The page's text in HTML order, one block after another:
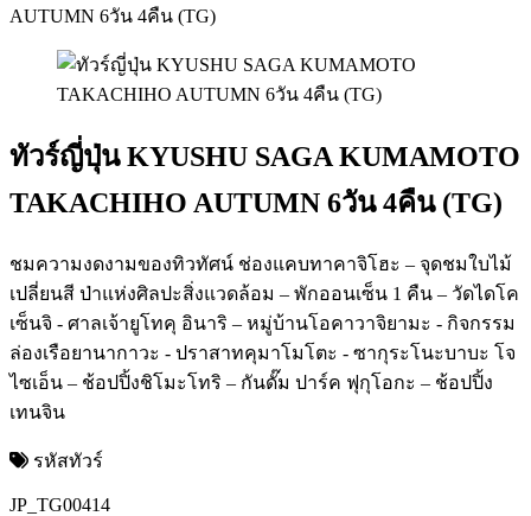
AUTUMN 6วัน 4คืน (TG)
ทัวร์ญี่ปุ่น KYUSHU SAGA KUMAMOTO
TAKACHIHO AUTUMN 6วัน 4คืน (TG)
ชมความงดงามของทิวทัศน์ ช่องแคบทาคาจิโฮะ – จุดชมใบไม้
เปลี่ยนสี ป่าแห่งศิลปะสิ่งแวดล้อม – พักออนเซ็น 1 คืน – วัดไดโค
เซ็นจิ - ศาลเจ้ายูโทคุ อินาริ – หมู่บ้านโอคาวาจิยามะ - กิจกรรม
ล่องเรือยานากาวะ - ปราสาทคุมาโมโตะ - ซากุระโนะบาบะ โจ
ไซเอ็น – ช้อปปิ้งชิโมะโทริ – กันดั๊ม ปาร์ค ฟุกุโอกะ – ช้อปปิ้ง
เทนจิน
รหัสทัวร์
JP_TG00414